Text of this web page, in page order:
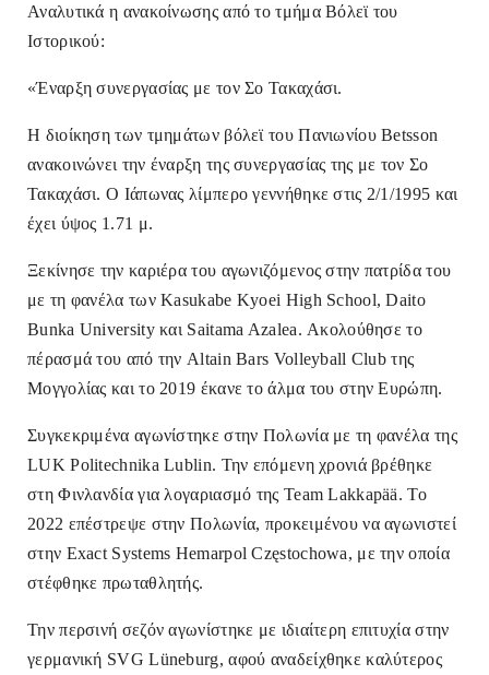
Αναλυτικά η ανακοίνωσης από το τμήμα Βόλεϊ του
Ιστορικού:
«Έναρξη συνεργασίας με τον Σο Τακαχάσι.
Η διοίκηση των τμημάτων βόλεϊ του Πανιωνίου Betsson
ανακοινώνει την έναρξη της συνεργασίας της με τον Σο
Τακαχάσι. Ο Ιάπωνας λίμπερο γεννήθηκε στις 2/1/1995 και
έχει ύψος 1.71 μ.
Ξεκίνησε την καριέρα του αγωνιζόμενος στην πατρίδα του
με τη φανέλα των Kasukabe Kyoei High School, Daito
Bunka University και Saitama Azalea. Ακολούθησε το
πέρασμά του από την Altain Bars Volleyball Club της
Μογγολίας και το 2019 έκανε το άλμα του στην Ευρώπη.
Συγκεκριμένα αγωνίστηκε στην Πολωνία με τη φανέλα της
LUK Politechnika Lublin. Την επόμενη χρονιά βρέθηκε
στη Φινλανδία για λογαριασμό της ‎Team Lakkapää. Το
2022 επέστρεψε στην Πολωνία, προκειμένου να αγωνιστεί
στην Exact Systems Hemarpol Częstochowa, με την οποία
στέφθηκε πρωταθλητής.
Την περσινή σεζόν αγωνίστηκε με ιδιαίτερη επιτυχία στην
γερμανική SVG Lüneburg, αφού αναδείχθηκε καλύτερος